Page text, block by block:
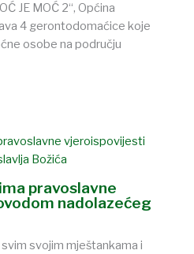
JE MOĆ 2“, Općina
4 gerontodomaćice koje
osobe na području
pravoslavne
nadolazećeg
svojim mještankama i